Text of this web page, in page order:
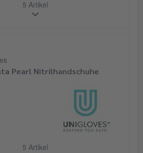
5 Artikel
Pearl Nitrilhandschuhe
5 Artikel